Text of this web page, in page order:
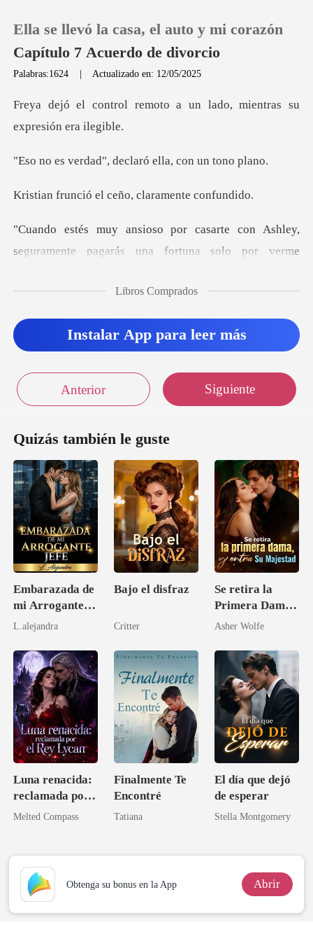
0
Salir
Ella se llevó la casa, el auto y mi corazón
Capítulo 7 Acuerdo de divorcio
Palabras:1624 | Actualizado en: 12/05/2025
oto a un lado, mientras s
", declaró ella,
el ceño, claram
ramente pagarás una fortuna solo por verme
Libros Comprados
Instalar App para leer más
Anterior Siguiente
Quizás también le guste
Embarazada de
mi Arrogante
Jefe
L.alejandra
Bajo el disfraz
Critter
Se retira la
Primera Dama,
y entra Su
Asher Wolfe
Luna renacida:
reclamada por
el Rey Lycan
Melted Compass
Finalmente Te
Encontré
Tatiana
El día que dejó
de esperar
Stella Montgomery
Obtenga su bonus en la App Abrir